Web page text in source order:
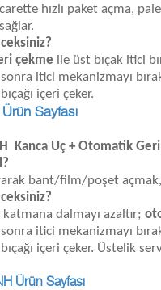
hızlı paket açma,
çekme ile üst bıçak itici
sonra itici mekanizmayı
içeri çeker.
Sayfası
Kanca Uç + Otomatik
bant/film/poşet
katmana dalmayı azaltır;
sonra itici mekanizmayı
içeri çeker. Üstelik
Ürün Sayfası